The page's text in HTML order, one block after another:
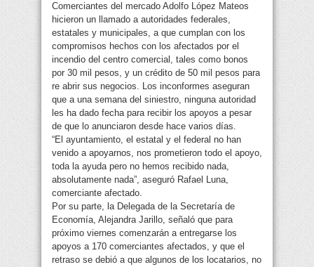
Comerciantes del mercado Adolfo López Mateos
hicieron un llamado a autoridades federales,
estatales y municipales, a que cumplan con los
compromisos hechos con los afectados por el
incendio del centro comercial, tales como bonos
por 30 mil pesos, y un crédito de 50 mil pesos para
re abrir sus negocios. Los inconformes aseguran
que a una semana del siniestro, ninguna autoridad
les ha dado fecha para recibir los apoyos a pesar
de que lo anunciaron desde hace varios días.
“El ayuntamiento, el estatal y el federal no han
venido a apoyarnos, nos prometieron todo el apoyo,
toda la ayuda pero no hemos recibido nada,
absolutamente nada”, aseguró Rafael Luna,
comerciante afectado.
Por su parte, la Delegada de la Secretaría de
Economía, Alejandra Jarillo, señaló que para
próximo viernes comenzarán a entregarse los
apoyos a 170 comerciantes afectados, y que el
retraso se debió a que algunos de los locatarios, no